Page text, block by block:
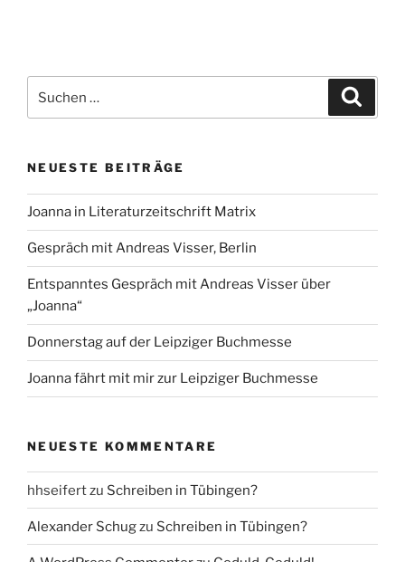
nach:
NEUESTE BEITRÄGE
Joanna in Literaturzeitschrift Matrix
Gespräch mit Andreas Visser, Berlin
Entspanntes Gespräch mit Andreas Visser über
„Joanna“
Donnerstag auf der Leipziger Buchmesse
Joanna fährt mit mir zur Leipziger Buchmesse
NEUESTE KOMMENTARE
hhseifertzu Schreiben in Tübingen?
Alexander Schugzu Schreiben in Tübingen?